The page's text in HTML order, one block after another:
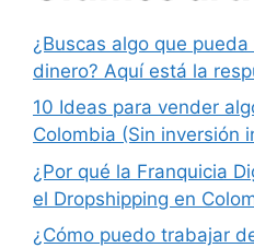
¿Buscas algo que
dinero? Aquí está la
10 Ideas para vender
Colombia (Sin inversión
¿Por qué la Franquicia
el Dropshipping en
¿Cómo puedo trabajar